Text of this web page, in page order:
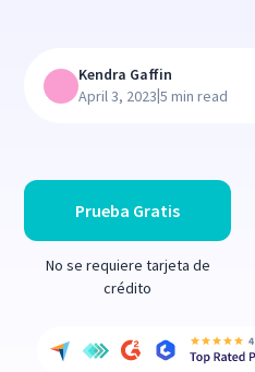
Prueba Gratis
No se requiere tarjeta de
crédito
Kendra Gaffin
April 3, 2023|5 min read